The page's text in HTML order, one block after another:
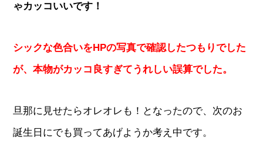
ゃカッコいいです！
シックな色合いをHPの写真で確認したつもりでした
が、本物がカッコ良すぎてうれしい誤算でした。
旦那に見せたらオレオレも！となったので、次のお
誕生日にでも買ってあげようか考え中です。